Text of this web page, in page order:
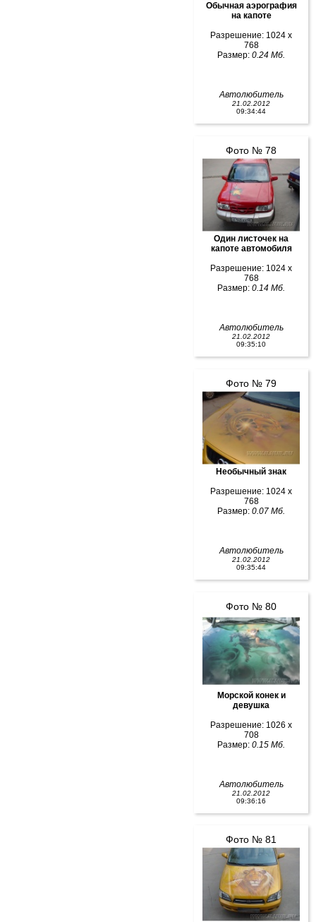
Обычная аэрография
на капоте
Разрешение: 1024 x
768
Размер: 0.24 Мб.
Автолюбитель
21.02.2012
09:34:44
Фото № 78
Один листочек на
капоте автомобиля
Разрешение: 1024 x
768
Размер: 0.14 Мб.
Автолюбитель
21.02.2012
09:35:10
Фото № 79
Необычный знак
Разрешение: 1024 x
768
Размер: 0.07 Мб.
Автолюбитель
21.02.2012
09:35:44
Фото № 80
Морской конек и
девушка
Разрешение: 1026 x
708
Размер: 0.15 Мб.
Автолюбитель
21.02.2012
09:36:16
Фото № 81